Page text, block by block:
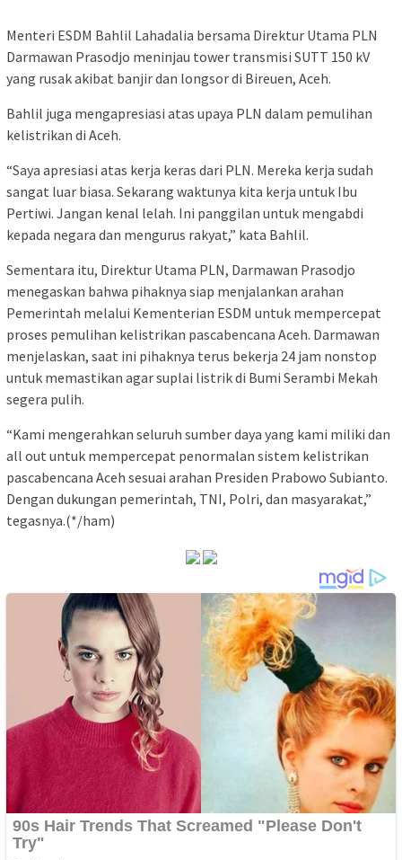
Menteri ESDM Bahlil Lahadalia bersama Direktur Utama PLN
Darmawan Prasodjo meninjau tower transmisi SUTT 150 kV
yang rusak akibat banjir dan longsor di Bireuen, Aceh.
Bahlil juga mengapresiasi atas upaya PLN dalam pemulihan
kelistrikan di Aceh.
“Saya apresiasi atas kerja keras dari PLN. Mereka kerja sudah
sangat luar biasa. Sekarang waktunya kita kerja untuk Ibu
Pertiwi. Jangan kenal lelah. Ini panggilan untuk mengabdi
kepada negara dan mengurus rakyat,” kata Bahlil.
Sementara itu, Direktur Utama PLN, Darmawan Prasodjo
menegaskan bahwa pihaknya siap menjalankan arahan
Pemerintah melalui Kementerian ESDM untuk mempercepat
proses pemulihan kelistrikan pascabencana Aceh. Darmawan
menjelaskan, saat ini pihaknya terus bekerja 24 jam nonstop
untuk memastikan agar suplai listrik di Bumi Serambi Mekah
segera pulih.
“Kami mengerahkan seluruh sumber daya yang kami miliki dan
all out untuk mempercepat penormalan sistem kelistrikan
pascabencana Aceh sesuai arahan Presiden Prabowo Subianto.
Dengan dukungan pemerintah, TNI, Polri, dan masyarakat,”
tegasnya.(*/ham)